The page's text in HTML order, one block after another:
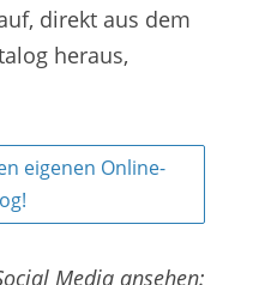
direkt aus dem
heraus,
eigenen Online-
Media ansehen: